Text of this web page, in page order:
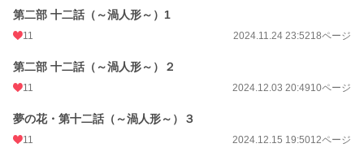
第二部 十二話（～渦人形～）1
11 2024.11.24 23:5218ページ
第二部 十二話（～渦人形～）２
11 2024.12.03 20:4910ページ
夢の花・第十二話（～渦人形～）３
11 2024.12.15 19:5012ページ